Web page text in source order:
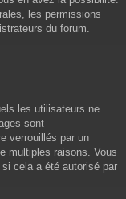
les permissions
du forum.
les utilisateurs ne
sont
verrouillés par un
multiples raisons. Vous
cela a été autorisé par